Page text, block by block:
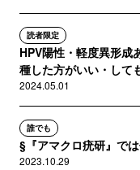
読者限定
HPV陽性・軽度異形成
種した方がいい・して
2024.05.01
誰でも
§『アマクロ疣研』で
2023.10.29